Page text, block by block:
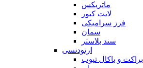
ماتریکس
لایت کیور
فرز سرامیکی
سمان
سند بلاستر
ارتودنسی
براکت و باکال تیوب